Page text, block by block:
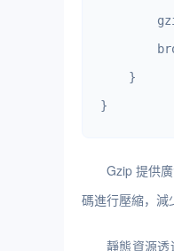
    }
}
Gzip 提供
碼進行壓縮，減
靜態資源透